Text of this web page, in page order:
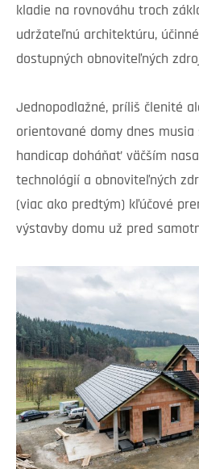
kladie na rovnováhu troch
udržateľnú architektúru,
dostupných obnoviteľných
Jednopodlažné, príliš členité
orientované domy dnes musia
handicap doháňať väčším
technológií a obnoviteľných
(viac ako predtým) kľúčové
výstavby domu už pred